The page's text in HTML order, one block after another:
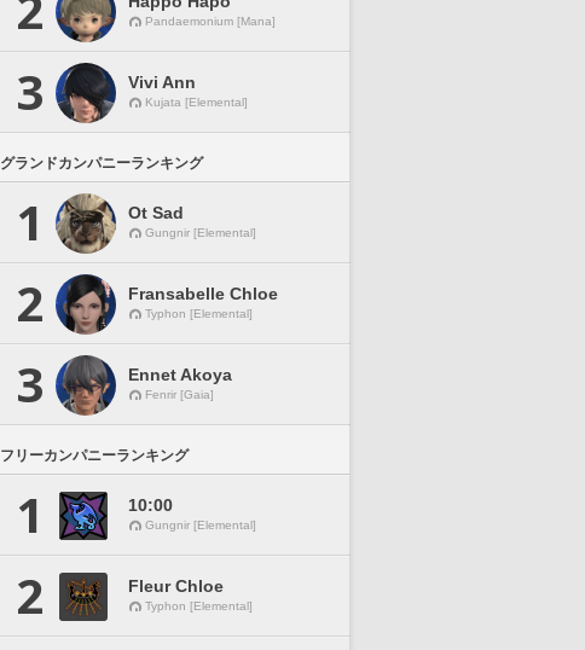
Pandaemonium [Mana]
3 Vivi Ann
Kujata [Elemental]
グランドカンパニーランキング
1 Ot Sad
Gungnir [Elemental]
2 Fransabelle Chloe
Typhon [Elemental]
3 Ennet Akoya
Fenrir [Gaia]
フリーカンパニーランキング
1 10:00
Gungnir [Elemental]
2 Fleur Chloe
Typhon [Elemental]